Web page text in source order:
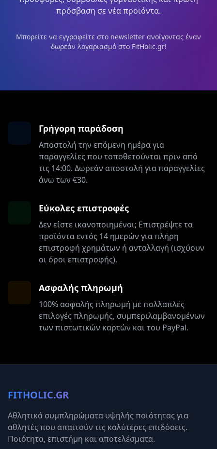
πρόσβαση σε νέα προϊόντα.
Μπορείτε να εγγραφείτε στο newsletter ανοίγοντας έναν
δωρεάν λογαριασμό στο FitHolic.gr!
Γρήγορη παράδοση
Αποστολή την επόμενη ημέρα για
παραγγελίες που τοποθετούνται πριν από
τις 14:00. Δωρεάν αποστολή για παραγγελίες
άνω των €30.
Εύκολες επιστροφές
Δεν είστε ικανοποιημένοι; Επιστρέψτε τα
προϊόντα εντός 14 ημερών για πλήρη
επιστροφή χρημάτων ή ανταλλαγή (ισχύουν
οι όροι επιστροφής).
Ασφαλής πληρωμή
100% ασφαλής πληρωμή με πολλαπλές
επιλογές πληρωμής, συμπεριλαμβανομένων
των πιστωτικών καρτών και του PayPal.
FITHOLIC.GR
Αθλητικά συμπληρώματα υψηλής ποιότητας για
αθλητές που απαιτούν τις καλύτερες επιδόσεις.
Ποιότητα, επιστήμη και αποτελέσματα.